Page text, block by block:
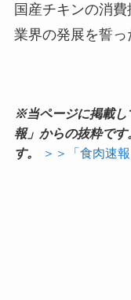
国産チキンの消
業界の発展を誓っ
※当ページに掲載し
報」からの抜粋で
す。
＞＞「食肉速